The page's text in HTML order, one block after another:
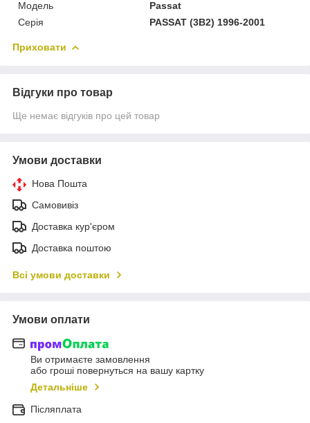
Модель
Passat
Серія
PASSAT (3B2) 1996-2001
Приховати
Відгуки про товар
Ще немає відгуків про цей товар
Умови доставки
Нова Пошта
Самовивіз
Доставка кур'єром
Доставка поштою
Всі умови доставки
Умови оплати
Ви отримаєте замовлення
або гроші повернуться на вашу картку
Детальніше
Післяплата